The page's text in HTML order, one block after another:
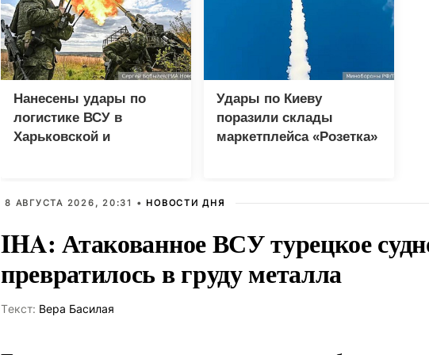
Нанесены удары по
логистике ВСУ в
Харьковской и
Удары по Киеву
поразили склады
маркетплейса «Розетка»
8 АВГУСТА 2026, 20:31 • НОВОСТИ ДНЯ
IHA: Атакованное ВСУ турецкое
превратилось в груду металла
Tекст: Вера Басилая